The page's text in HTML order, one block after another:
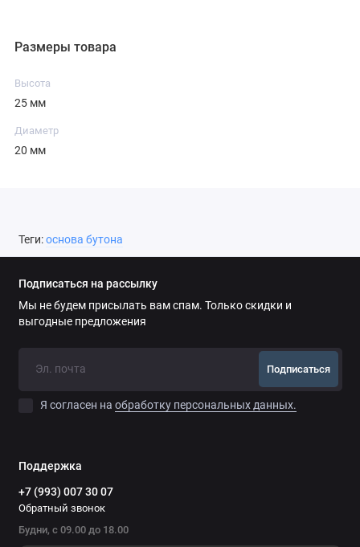
Размеры товара
Высота
25 мм
Диаметр
20 мм
Теги:основа бутона
Подписаться на рассылку
Мы не будем присылать вам спам. Только скидки и
выгодные предложения
Подписаться
Я согласен на обработку персональных данных.
Поддержка
+7 (993) 007 30 07
Обратный звонок
Будни, с 09.00 до 18.00